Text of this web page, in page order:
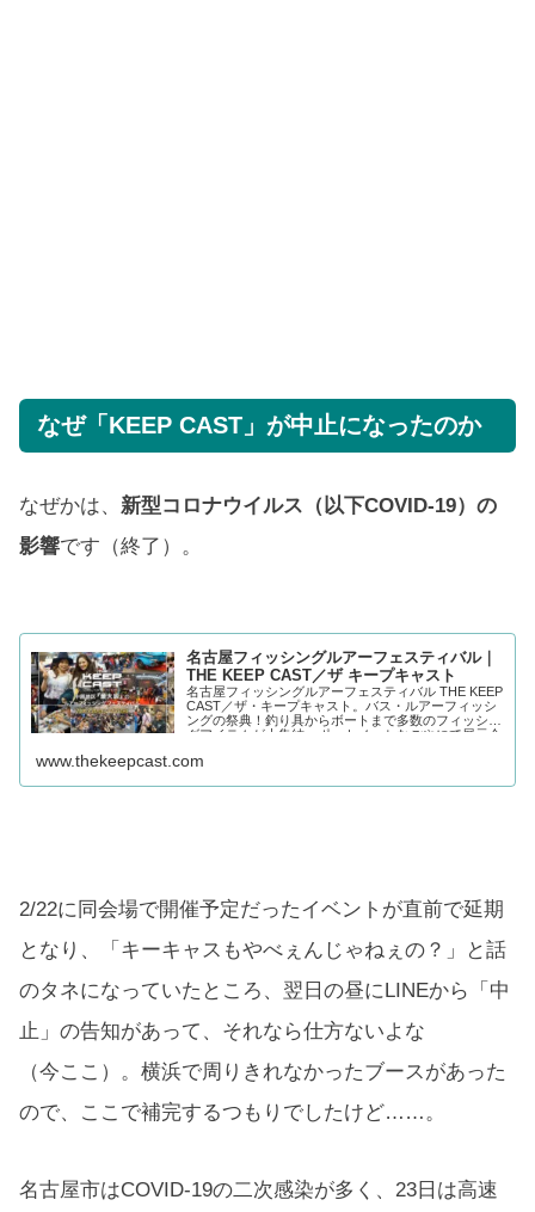
なぜ「KEEP CAST」が中止になったのか
なぜかは、 新型コロナウイルス（以下COVID-19）の
影響です（終了）。
名古屋フィッシングルアーフェスティバル｜
THE KEEP CAST／ザ キープキャスト
名古屋フィッシングルアーフェスティバル THE KEEP
CAST／ザ・キープキャスト。バス・ルアーフィッシ
ングの祭典！釣り具からボートまで多数のフィッシン
グアイテムが大集結。ポートメッセなごやにて展示会
www.thekeepcast.com
2/22に同会場で開催予定だったイベントが直前で延期
となり、「キーキャスもやべぇんじゃねぇの？」と話
のタネになっていたところ、翌日の昼にLINEから「中
止」の告知があって、それなら仕方ないよな
（今ここ）。横浜で周りきれなかったブースがあった
ので、ここで補完するつもりでしたけど……。
名古屋市はCOVID-19の二次感染が多く、23日は高速